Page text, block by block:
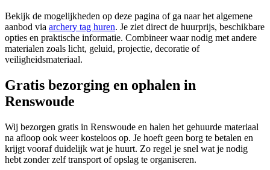
Bekijk de mogelijkheden op deze pagina of ga naar het algemene
aanbod via archery tag huren. Je ziet direct de huurprijs, beschikbare
opties en praktische informatie. Combineer waar nodig met andere
materialen zoals licht, geluid, projectie, decoratie of
veiligheidsmateriaal.
Gratis bezorging en ophalen in
Renswoude
Wij bezorgen gratis in Renswoude en halen het gehuurde materiaal
na afloop ook weer kosteloos op. Je hoeft geen borg te betalen en
krijgt vooraf duidelijk wat je huurt. Zo regel je snel wat je nodig
hebt zonder zelf transport of opslag te organiseren.